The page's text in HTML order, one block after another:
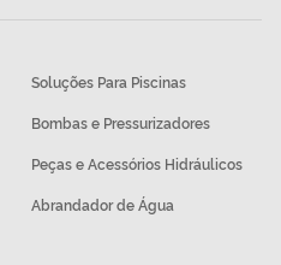
Soluções Para Piscinas
Bombas e Pressurizadores
Peças e Acessórios Hidráulicos
Abrandador de Água